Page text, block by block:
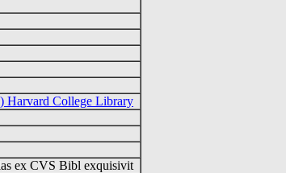
Harvard College Library
ex CVS Bibl exquisivit